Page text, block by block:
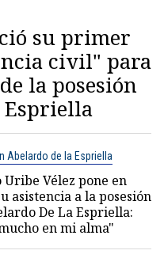
su primer
civil" para
la posesión
Espriella
Abelardo de la Espriella
Vélez pone en
asistencia a la posesión
De La Espriella:
en mi alma"